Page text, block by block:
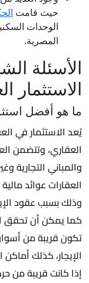
حيث قامت
الوحدات
المصرية.
الأسئلة
الاستثمار
ما هو أفضل
يُعد الاستثمار في
العقاري، وتتضمن
والمباني التجارية
العقارات عوائد
وذلك بسبب عقود
كما يمكن أن تحقق
تكون قريبة من
الإيجار، كذلك
إذا كانت قريبة من